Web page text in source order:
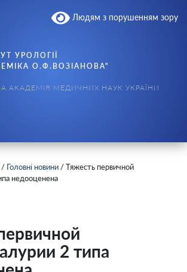
Людям з порушенням зору
УРОЛОГІЇ
О.Ф.ВОЗІАНОВА"
АКАДЕМІЯ МЕДИЧНИХ НАУК УКРАЇНИ
/ Головні новини /Тяжесть первичной
недооценена
2 типа